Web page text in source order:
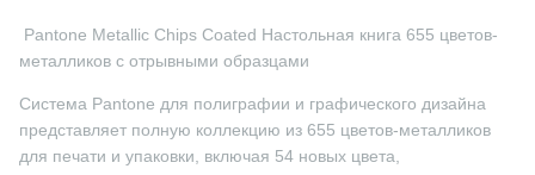
Pantone Metallic Chips Coated Настольная книга 655 цветов-
металликов с отрывными образцами
Система Pantone для полиграфии и графического дизайна
представляет полную коллекцию из 655 цветов-металликов
для печати и упаковки, включая 54 новых цвета,